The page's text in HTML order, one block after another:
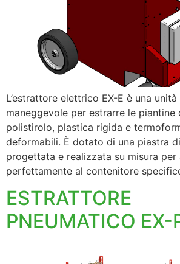
L’estrattore elettrico EX-E è una
maneggevole per estrarre le
polistirolo, plastica rigida e
deformabili. È dotato di una piastra
progettata e realizzata su misura per
perfettamente al contenitore
ESTRATTORE
PNEUMATICO EX-